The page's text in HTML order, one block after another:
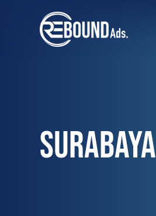
SURABAYA